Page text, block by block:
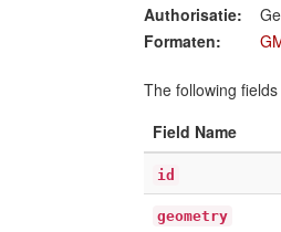
Authorisatie:
Formaten:
The following
Field Name
id
geometry